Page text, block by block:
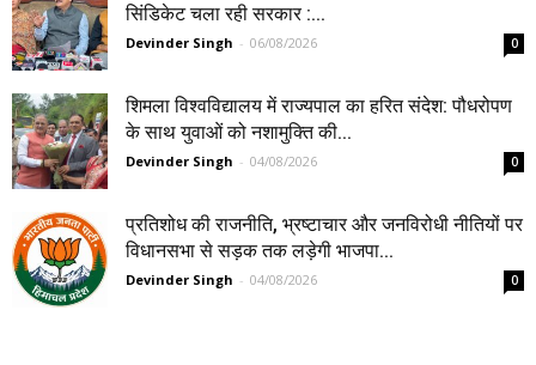
सिंडिकेट चला रही सरकार :...
Devinder Singh - 06/08/2026 0
शिमला विश्वविद्यालय में राज्यपाल का हरित संदेश: पौधरोपण
के साथ युवाओं को नशामुक्ति की...
Devinder Singh - 04/08/2026 0
प्रतिशोध की राजनीति, भ्रष्टाचार और जनविरोधी नीतियों पर
विधानसभा से सड़क तक लड़ेगी भाजपा...
Devinder Singh - 04/08/2026 0